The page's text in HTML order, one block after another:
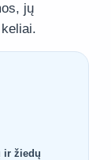
jų
ir žiedų